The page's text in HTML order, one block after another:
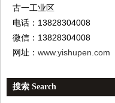
古一工业区
电话：13828304008
微信：13828304008
网址： www.yishupen.com
搜索 Search